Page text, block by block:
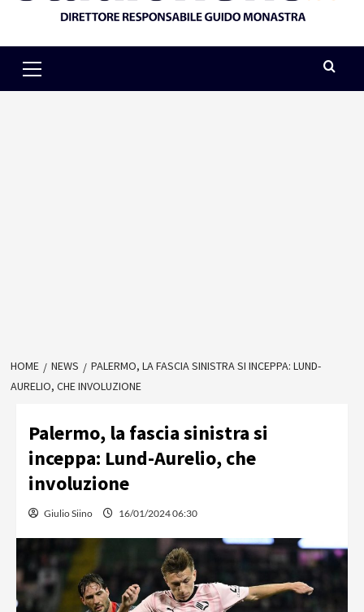
Menu
HOME NEWS
PALERMO, LA FASCIA SINISTRA SI INCEPPA: LUND-
AURELIO, CHE INVOLUZIONE
Palermo, la fascia sinistra si
inceppa: Lund-Aurelio, che
involuzione
Giulio Siino 16/01/2024 06:30